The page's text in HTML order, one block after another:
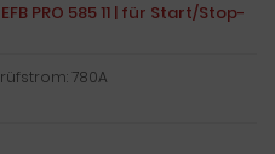
PRO 585 11 | für Start/Stop-
780A